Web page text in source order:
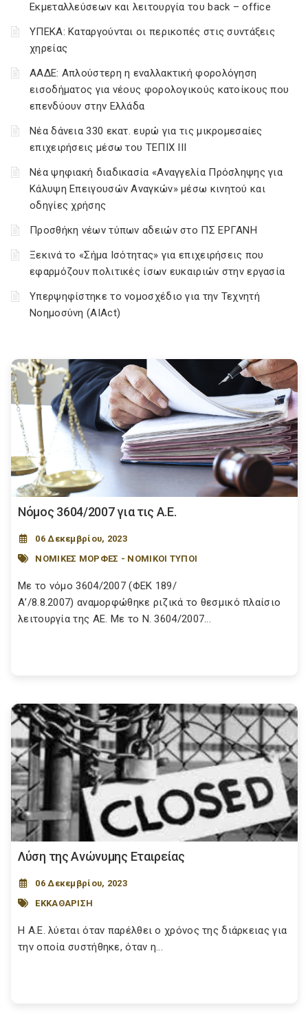
Εκμεταλλεύσεων και λειτουργία του back – office
ΥΠΕΚΑ: Καταργούνται οι περικοπές στις συντάξεις
χηρείας
ΑΑΔΕ: Απλούστερη η εναλλακτική φορολόγηση
εισοδήματος για νέους φορολογικούς κατοίκους που
επενδύουν στην Ελλάδα
Νέα δάνεια 330 εκατ. ευρώ για τις μικρομεσαίες
επιχειρήσεις μέσω του ΤΕΠΙΧ ΙΙΙ
Νέα ψηφιακή διαδικασία «Αναγγελία Πρόσληψης για
Κάλυψη Επειγουσών Αναγκών» μέσω κινητού και
οδηγίες χρήσης
Προσθήκη νέων τύπων αδειών στο ΠΣ ΕΡΓΑΝΗ
Ξεκινά το «Σήμα Ισότητας» για επιχειρήσεις που
εφαρμόζουν πολιτικές ίσων ευκαιριών στην εργασία
Υπερψηφίστηκε το νομοσχέδιο για την Τεχνητή
Νοημοσύνη (AIAct)
Nόμος 3604/2007 για τις Α.Ε.
06 Δεκεμβρίου, 2023
ΝΟΜΙΚΕΣ ΜΟΡΦΕΣ - ΝΟΜΙΚΟΙ ΤΥΠΟΙ
Με το νόμο 3604/2007 (ΦΕΚ 189/
Α’/8.8.2007) αναμορφώθηκε ριζικά το θεσμικό πλαίσιο
λειτουργία της ΑΕ. Με το Ν. 3604/2007...
Λύση της Ανώνυμης Εταιρείας
06 Δεκεμβρίου, 2023
ΕΚΚΑΘΑΡΙΣΗ
Η Α.Ε. λύεται όταν παρέλθει ο χρόνος της διάρκειας για
την οποία συστήθηκε, όταν η...